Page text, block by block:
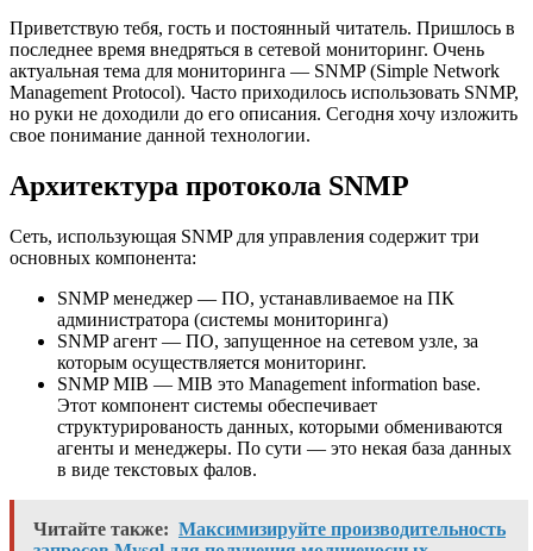
Приветствую тебя, гость и постоянный читатель. Пришлось в
последнее время внедряться в сетевой мониторинг. Очень
актуальная тема для мониторинга — SNMP (Simple Network
Management Protocol). Часто приходилось использовать SNMP,
но руки не доходили до его описания. Сегодня хочу изложить
свое понимание данной технологии.
Архитектура протокола SNMP
Сеть, использующая SNMP для управления содержит три
основных компонента:
SNMP менеджер — ПО, устанавливаемое на ПК
администратора (системы мониторинга)
SNMP агент — ПО, запущенное на сетевом узле, за
которым осуществляется мониторинг.
SNMP MIB — MIB это Management information base.
Этот компонент системы обеспечивает
структурированость данных, которыми обмениваются
агенты и менеджеры. По сути — это некая база данных
в виде текстовых фалов.
Читайте также: Максимизируйте производительность